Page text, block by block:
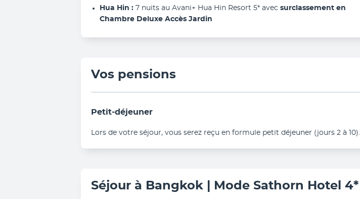
Hua Hin : 7 nuits au Avani+ Hua Hin Resort 5* avec surclassement en
Chambre Deluxe Accès Jardin
Vos pensions
Petit-déjeuner
Lors de votre séjour, vous serez reçu en formule petit déjeuner (jours 2 à 10).
Séjour à Bangkok | Mode Sathorn Hotel 4*